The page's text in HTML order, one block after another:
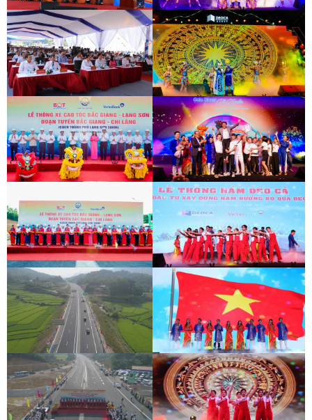
BAC GIANG - LANG SON EXPRESSWAY
OPENING CEREMONY
BAC GIANG - LANG SON EXPRESSWAY
OPENING CEREMONY
BAC GIANG - LANG SON EXPRESSWAY
OPENING CEREMONY
BAC GIANG - LANG SON EXPRESSWAY
OPENING CEREMONY
BAC GIANG - LANG SON EXPRESSWAY
OPENING CEREMONY
DEO CA WORKERS SINGING CONTEST
DEO CA WORKERS SINGING CONTEST
DEO CA WORKERS SINGING CONTEST
DEO CA WORKERS SINGING CONTEST
DEO CA WORKERS SINGING CONTEST